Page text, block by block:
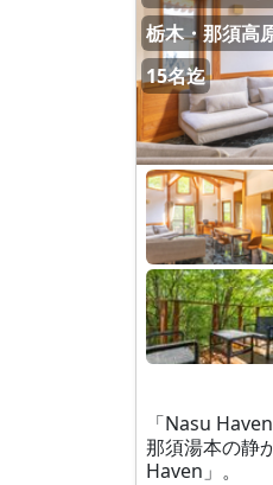
栃木・那須高
15名迄
「Nasu Haven
那須湯本の静
Haven」。